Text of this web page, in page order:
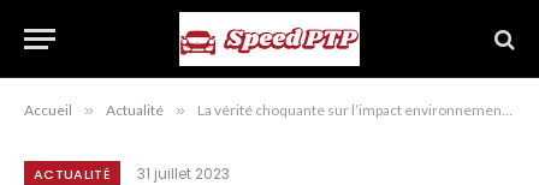
Accueil » Actualité » La vérité choquante sur l’impact environnemental des voitures électriques !
ACTUALITÉ 31 juillet 2023